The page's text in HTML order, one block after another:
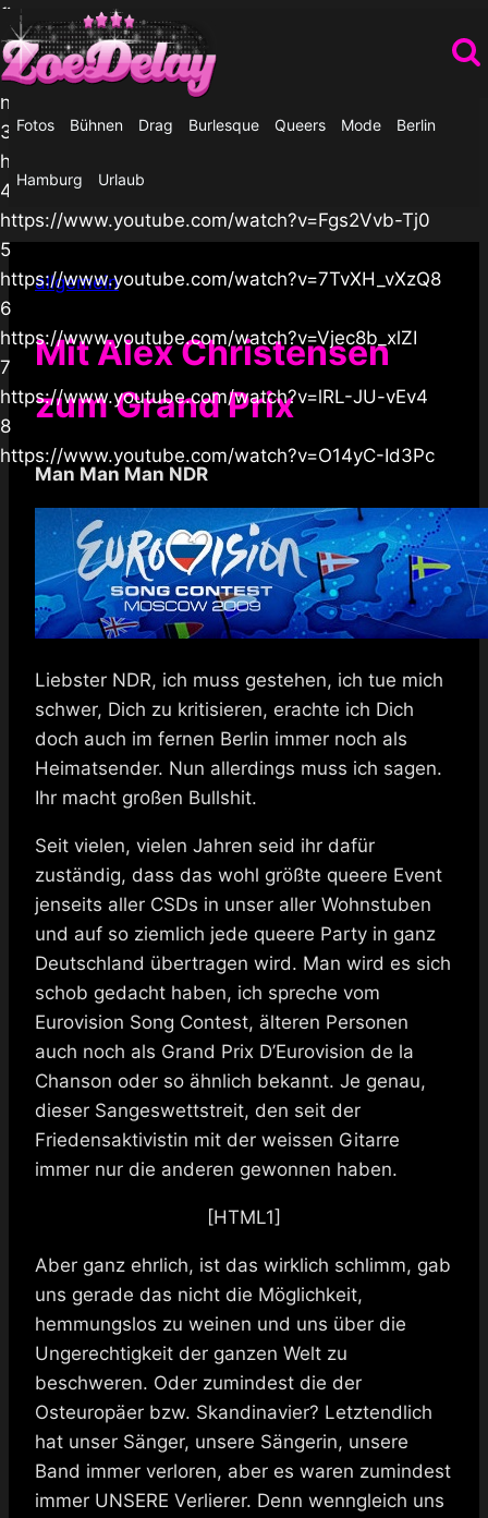
Zum
Inhalt
springen
Fotos Bühnen Drag Burlesque Queers Mode Berlin
Hamburg Urlaub
allgemein
Mit Alex Christensen
zum Grand Prix
Man Man Man NDR
Liebster NDR, ich muss gestehen, ich tue mich
schwer, Dich zu kritisieren, erachte ich Dich
doch auch im fernen Berlin immer noch als
Heimatsender. Nun allerdings muss ich sagen.
Ihr macht großen Bullshit.
Seit vielen, vielen Jahren seid ihr dafür
zuständig, dass das wohl größte queere Event
jenseits aller CSDs in unser aller Wohnstuben
und auf so ziemlich jede queere Party in ganz
Deutschland übertragen wird. Man wird es sich
schob gedacht haben, ich spreche vom
Eurovision Song Contest, älteren Personen
auch noch als Grand Prix D’Eurovision de la
Chanson oder so ähnlich bekannt. Je genau,
dieser Sangeswettstreit, den seit der
Friedensaktivistin mit der weissen Gitarre
immer nur die anderen gewonnen haben.
[HTML1]
Aber ganz ehrlich, ist das wirklich schlimm, gab
uns gerade das nicht die Möglichkeit,
hemmungslos zu weinen und uns über die
Ungerechtigkeit der ganzen Welt zu
beschweren. Oder zumindest die der
Osteuropäer bzw. Skandinavier? Letztendlich
hat unser Sänger, unsere Sängerin, unsere
Band immer verloren, aber es waren zumindest
immer UNSERE Verlierer. Denn wenngleich uns
1
https://www.youtube.com/shorts/BKQ0JHw3DJo
2
https://www.youtube.com/watch?v=uLonsU9xbF4
3
https://www.youtube.com/watch?v=0D-b9XJhamY
4
https://www.youtube.com/watch?v=Fgs2Vvb-Tj0
5
https://www.youtube.com/watch?v=7TvXH_vXzQ8
6
https://www.youtube.com/watch?v=Vjec8b_xlZI
7
https://www.youtube.com/watch?v=lRL-JU-vEv4
8
https://www.youtube.com/watch?v=O14yC-Id3Pc
↑
↓